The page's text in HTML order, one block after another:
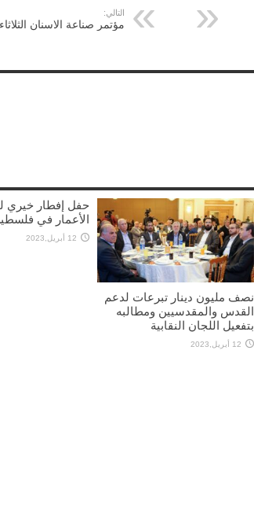
التالي:
مؤتمر صناعة الاسنان
نصف مليون دينار تبرعات لدعم
القدس والمقدسيين ومطالبه
بتفعيل اللجان النقابية
12 أبريل,2023
حفل إفطار خيري
الأعمار في
12 أبريل,2023